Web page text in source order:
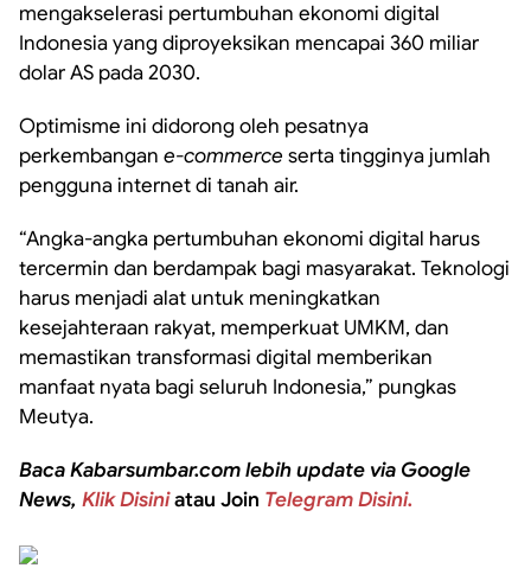
mengakselerasi pertumbuhan ekonomi digital
Indonesia yang diproyeksikan mencapai 360 miliar
dolar AS pada 2030.
Optimisme ini didorong oleh pesatnya
perkembangan e-commerce serta tingginya jumlah
pengguna internet di tanah air.
“Angka-angka pertumbuhan ekonomi digital harus
tercermin dan berdampak bagi masyarakat. Teknologi
harus menjadi alat untuk meningkatkan
kesejahteraan rakyat, memperkuat UMKM, dan
memastikan transformasi digital memberikan
manfaat nyata bagi seluruh Indonesia,” pungkas
Meutya.
Baca Kabarsumbar.com lebih update via Google
News, Klik Disiniatau Join Telegram Disini.